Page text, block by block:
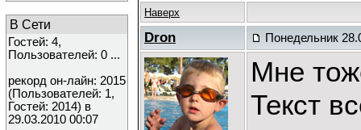
В Сети
Гостей: 4,
Пользователей: 0 ...
рекорд он-лайн: 2015
(Пользователей: 1,
Гостей: 2014) в
29.03.2010 00:07
Наверх
Dron Понедельник
Мне
Текст